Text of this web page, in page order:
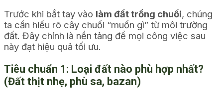
Trước khi bắt tay vào làm đất trồng chuối, chúng
ta cần hiểu rõ cây chuối “muốn gì” từ môi trường
đất. Đây chính là nền tảng để mọi công việc sau
này đạt hiệu quả tối ưu.
Tiêu chuẩn 1: Loại đất nào phù hợp nhất?
(Đất thịt nhẹ, phù sa, bazan)